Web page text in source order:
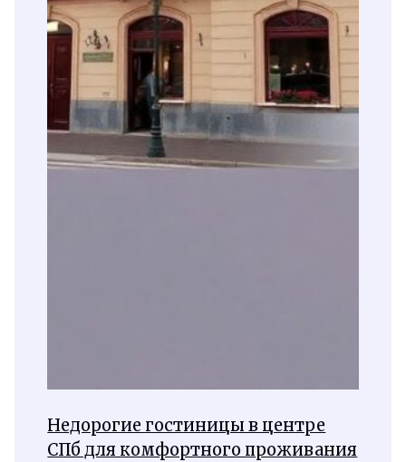
Недорогие гостиницы в центре
СПб для комфортного проживания